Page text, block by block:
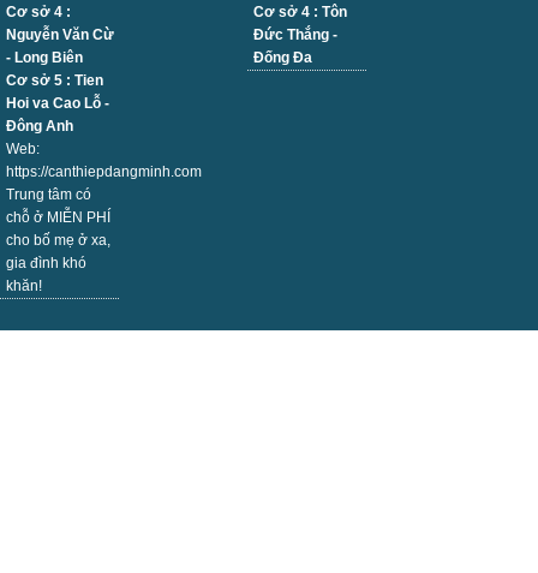
Cơ sở 4 :
Nguyễn Văn Cừ
- Long Biên
Cơ sở 5 : Tien
Hoi va Cao Lỗ -
Đông Anh
Web:
https://canthiepdangminh.com
Trung tâm có
chỗ ở MIỄN PHÍ
cho bố mẹ ở xa,
gia đình khó
khăn!
Cơ sở 4 : Tôn
Đức Thắng -
Đống Đa